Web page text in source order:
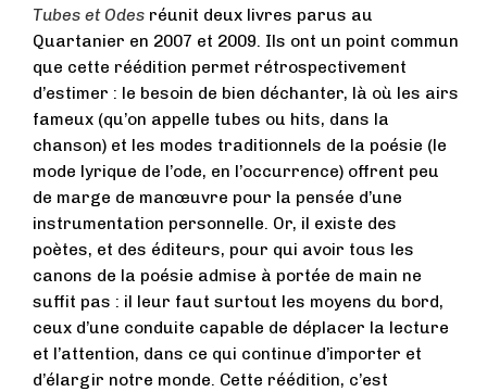
Tubes et Odes réunit deux livres parus au
Quartanier en 2007 et 2009. Ils ont un point commun
que cette réédition permet rétrospectivement
d’estimer : le besoin de bien déchanter, là où les airs
fameux (qu’on appelle tubes ou hits, dans la
chanson) et les modes traditionnels de la poésie (le
mode lyrique de l’ode, en l’occurrence) offrent peu
de marge de manœuvre pour la pensée d’une
instrumentation personnelle. Or, il existe des
poètes, et des éditeurs, pour qui avoir tous les
canons de la poésie admise à portée de main ne
suffit pas : il leur faut surtout les moyens du bord,
ceux d’une conduite capable de déplacer la lecture
et l’attention, dans ce qui continue d’importer et
d’élargir notre monde. Cette réédition, c’est